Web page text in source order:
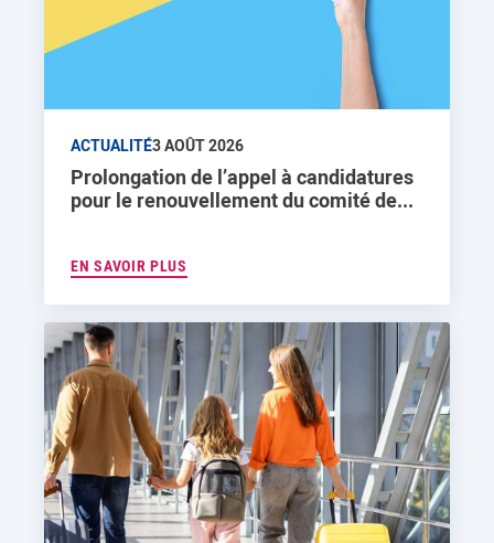
ACTUALITÉ3 AOÛT 2026
Prolongation de l’appel à candidatures
pour le renouvellement du comité de...
EN SAVOIR PLUS